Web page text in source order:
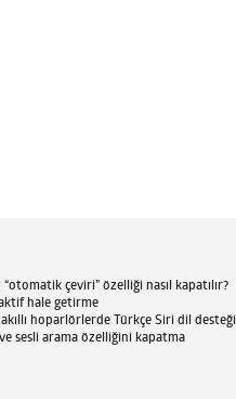
çeviri” özelliği nasıl kapatılır?
hale getirme
hoparlörlerde Türkçe Siri dil desteği
sesli arama özelliğini kapatma